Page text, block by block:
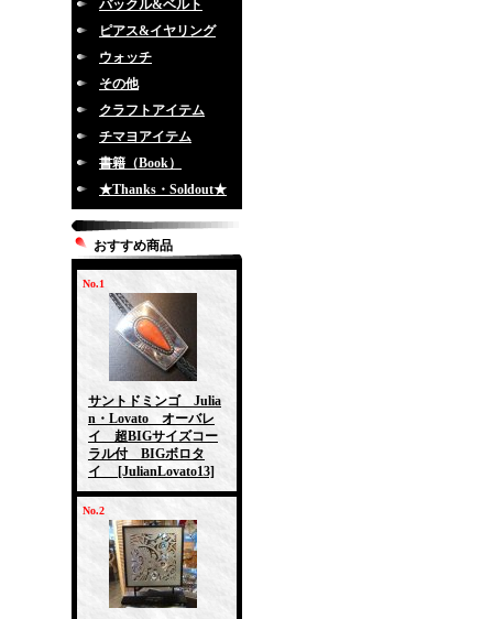
バックル&ベルト
ピアス&イヤリング
ウォッチ
その他
クラフトアイテム
チマヨアイテム
書籍（Book）
★Thanks・Soldout★
おすすめ商品
No.1
サントドミンゴ Julia
n・Lovato オーバレ
イ 超BIGサイズコー
ラル付 BIGボロタ
イ
[JulianLovato13]
No.2